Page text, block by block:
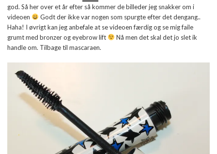
god. Så her over et år efter så kommer de billeder jeg snakker om i
videoen
Godt der ikke var nogen som spurgte efter det dengang..
Haha! I øvrigt kan jeg anbefale at se videoen færdig og se mig faile
grumt med bronzer og eyebrow lift
Nå men det skal det jo slet ik
handle om. Tilbage til mascaraen.